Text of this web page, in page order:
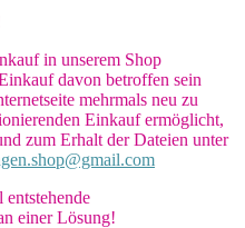
in unserem Shop
davon betroffen sein
mehrmals neu zu
Einkauf ermöglicht,
zum Erhalt der Dateien unter
einer Lösung!